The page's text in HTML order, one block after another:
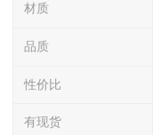
材质
品质
性价比
有现货